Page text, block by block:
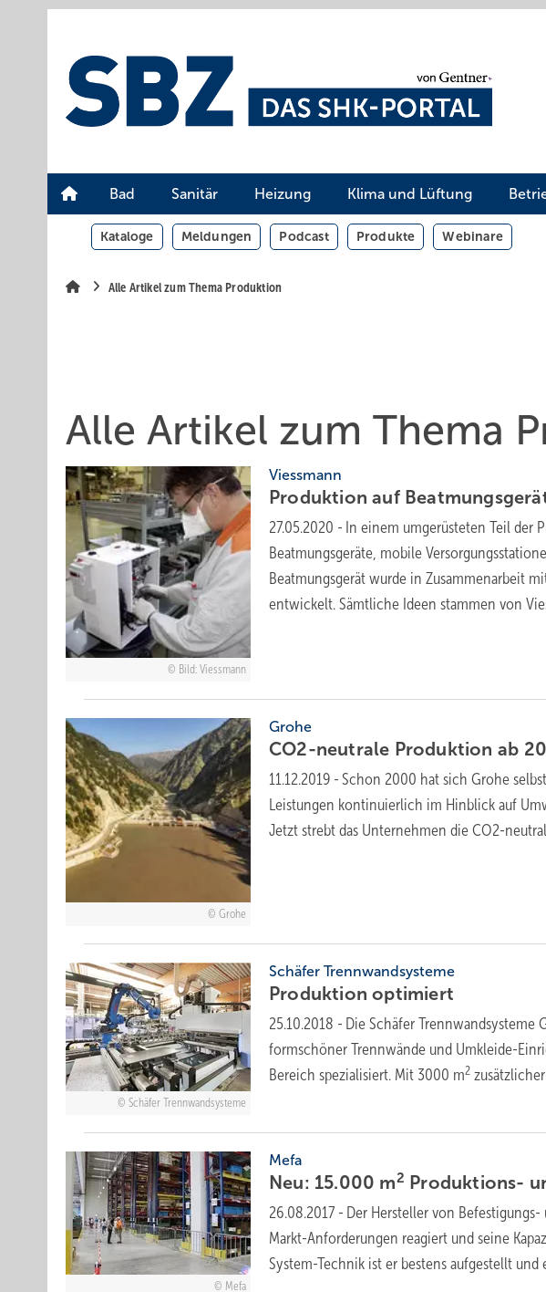
Bad Sanitär Heizung Klima und Lüftung
Kataloge Meldungen Podcast Produkte Webinare
Alle Artikel zum Thema Produktion
Alle Artikel zum Thema
Bild: Viessmann
Viessmann
Produktion auf
27.05.2020 - In einem umgerüsteten Teil der
Beatmungsgeräte, mobile
Beatmungsgerät wurde in Zusammenarbeit
entwickelt. Sämtliche Ideen stammen von
Grohe
Grohe
CO2-neutrale Produktion ab
11.12.2019 - Schon 2000 hat sich Grohe
Leistungen kontinuierlich im Hinblick auf
Jetzt strebt das Unternehmen die CO2-
Schäfer Trennwandsysteme
Schäfer Trennwandsysteme
Produktionoptimiert
25.10.2018 - Die Schäfer Trennwandsysteme
formschöner Trennwände und Umkleide-
Bereich spezialisiert. Mit 3000 m2
Mefa
Mefa
Neu: 15.000 m2 Produktions-
26.08.2017 - Der Hersteller von
Markt-Anforderungen reagiert und seine
System-Technik ist er bestens aufgestellt und